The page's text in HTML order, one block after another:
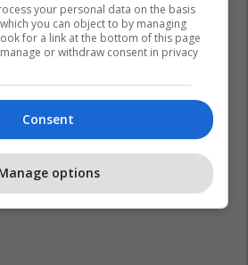
your personal data on the basis
you can object to by managing
for a link at the bottom of this page
or withdraw consent in privacy
Consent
options